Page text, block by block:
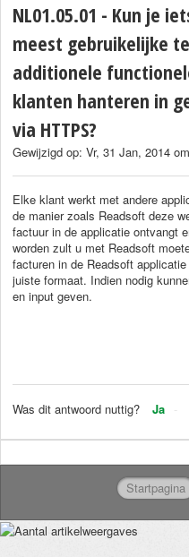
NL01.05.01 - Kun je
meest gebruikelijke
additionele
klanten hanteren in
via HTTPS?
Gewijzigd op: Vr, 31 Jan, 2014
Elke klant werkt met andere
de manier zoals Readsoft deze
factuur in de applicatie ontvangt
worden zult u met Readsoft
facturen in de Readsoft
juiste formaat. Indien nodig
en input geven.
Was dit antwoord nuttig? Ja
Startpagina